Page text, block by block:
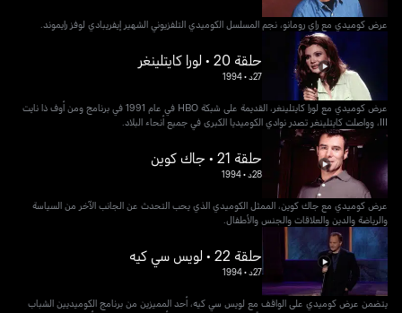
عرض كوميدي مع راي رومانو، نجم المسلسل الكوميدي التلفزيوني الشهير إيفريبادي لوفز رايموند.
حلقة 20 • لورا كايتلينغر
27د •
1994
عرض كوميدي مع لورا كايتلينغر، القديمة على شبكة HBO في عام 1991 في برنامج ومن أوف ذا نايت
III، وواصلت كايتلينغر تصدر نوادي الكوميديا ​​الكبرى في جميع أنحاء البلاد.
حلقة 21 • جاك كوين
28د •
1994
عرض كوميدي مع جاك كوين، الممثل الكوميدي الذي يحب التحدث عن الجانب الآخر من السياسة
والرياضة والدين والعلاقات والجنس والأطفال.
حلقة 22 • لويس سي كيه
27د •
1994
يتضمن عرض كوميدي على الواقف مع لويس سي كيه، أحد المميزين من برنامج الكوميديين الشباب